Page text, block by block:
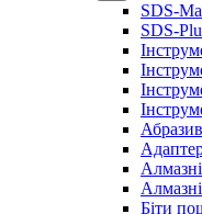
SDS-
SDS-
Біти